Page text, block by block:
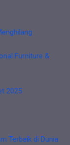
Furniture &
2025
Terbaik di Dunia